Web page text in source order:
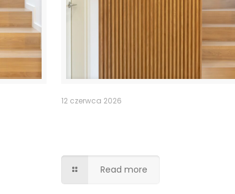
12 czerwca 2026
Read more